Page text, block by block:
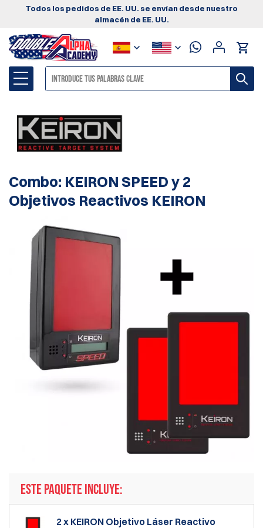
Todos los pedidos de EE. UU. se envían desde nuestro
almacén de EE. UU.
Combo: KEIRON SPEED y 2
Objetivos Reactivos KEIRON
ESTE PAQUETE INCLUYE:
2 x KEIRON Objetivo Láser Reactivo